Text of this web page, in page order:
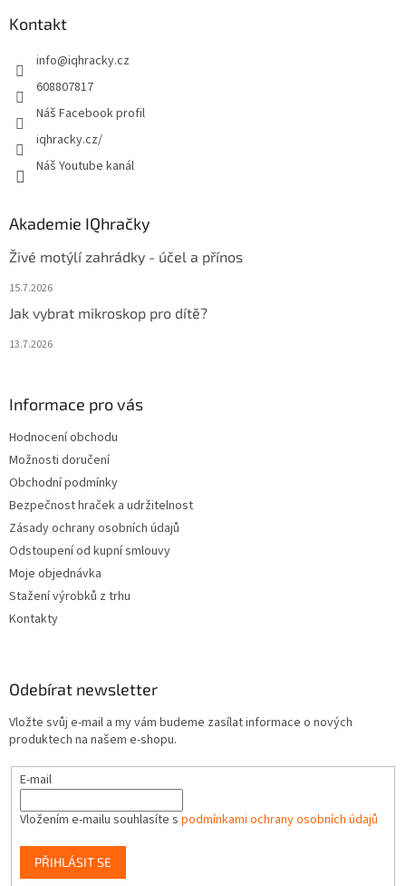
Kontakt
info@iqhracky.cz
608807817
Náš Facebook profil
iqhracky.cz/
Náš Youtube kanál
Akademie IQhračky
Živé motýlí zahrádky - účel a přínos
15.7.2026
Jak vybrat mikroskop pro dítě?
13.7.2026
Informace pro vás
Hodnocení obchodu
Možnosti doručení
Obchodní podmínky
Bezpečnost hraček a udržitelnost
Zásady ochrany osobních údajů
Odstoupení od kupní smlouvy
Moje objednávka
Stažení výrobků z trhu
Kontakty
Odebírat newsletter
Vložte svůj e-mail a my vám budeme zasílat informace o nových
produktech na našem e-shopu.
E-mail
Vložením e-mailu souhlasíte s podmínkami ochrany osobních údajů
PŘIHLÁSIT SE